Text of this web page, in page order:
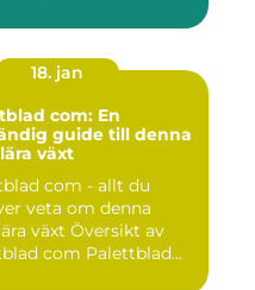
18. jan
com: En
guide till denna
växt
com - allt du
veta om denna
Översikt av
palettblad com Palettblad...